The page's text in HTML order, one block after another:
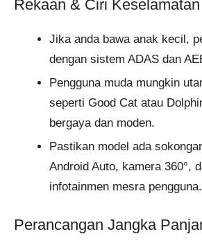
Rekaan & Ciri Keselamatan
Jika anda bawa anak kecil,
dengan sistem ADAS dan
Pengguna muda mungkin
seperti Good Cat atau
bergaya dan moden.
Pastikan model ada
Android Auto, kamera 360°,
infotainmen mesra pengguna.
Perancangan Jangka